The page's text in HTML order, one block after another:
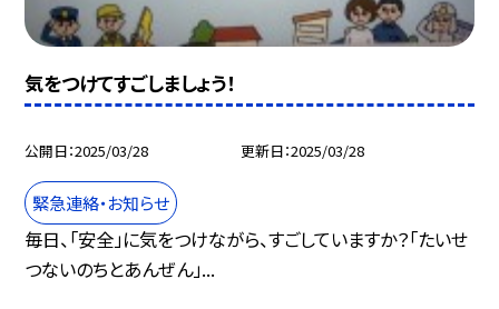
気をつけてすごしましょう！
公開日 2025/03/28 更新日 2025/03/28
緊急連絡・お知らせ
毎日、「安全」に気をつけながら、すごしていますか？「たいせ
つないのちとあんぜん」...